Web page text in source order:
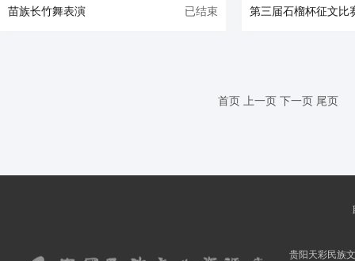
苗族长竹舞表演 已结束 第三届石榴杯征文比
首页 上一页 下一页 尾页
贵阳天彩民族